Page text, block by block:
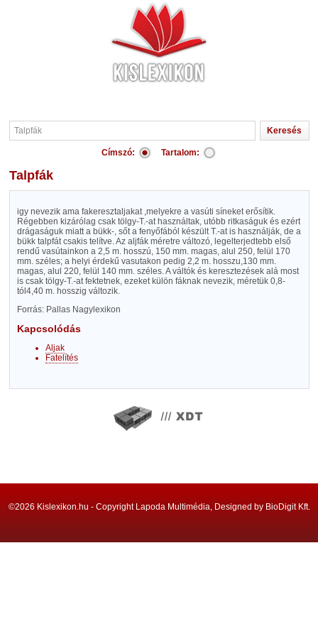
Címszó: Tartalom:
Talpfák
igy nevezik ama fakeresztaljakat ,melyekre a vasúti síneket erősítik.
Régebben kizárólag csak tölgy-T.-at használtak, utóbb ritkaságuk és ezért
drágaságuk miatt a bükk-, sőt a fenyőfából készült T.-at is használják, de a
bükk talpfát csakis telítve. Az aljfák méretre változó, legelterjedtebb első
rendű vasútainkon a 2,5 m. hosszú, 150 mm. magas, alul 250, felül 170
mm. széles; a helyi érdekű vasutakon pedig 2,2 m. hosszu,130 mm.
magas, alul 220, felül 140 mm. széles. A váltók és keresztezések alá most
is csak tölgy-T.-at fektetnek, ezeket külön fáknak nevezik, méretük 0,8-
tól4,40 m. hosszig változik.
Forrás: Pallas Nagylexikon
Kapcsolódás
Aljak
Fatelítés
©2026 Kislexikon.hu - Copyright Lapoda Multimédia, Designed by BioDigit Kft.